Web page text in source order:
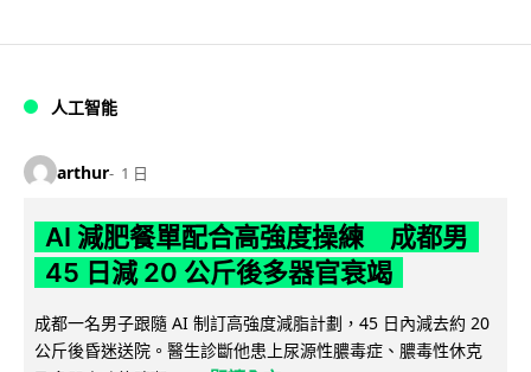
人工智能
arthur 1 日
AI 減肥餐單配合高強度操練 成都男
45 日減 20 公斤後多器官衰竭
成都一名男子跟隨 AI 制訂高強度減脂計劃，45 日內減去約 20
公斤後昏迷送院。醫生診斷他患上尿源性膿毒症、膿毒性休克